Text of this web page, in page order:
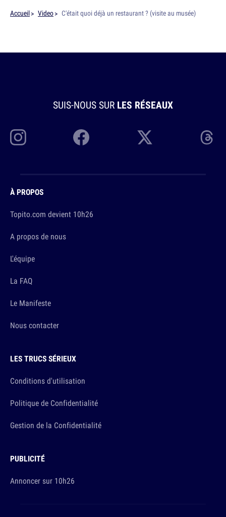
Accueil Video C'était quoi déjà un restaurant ? (visite au musée)
SUIS-NOUS SUR LES RÉSEAUX
À PROPOS
Topito.com devient 10h26
A propos de nous
L'équipe
La FAQ
Le Manifeste
Nous contacter
LES TRUCS SÉRIEUX
Conditions d'utilisation
Politique de Confidentialité
Gestion de la Confidentialité
PUBLICITÉ
Annoncer sur 10h26